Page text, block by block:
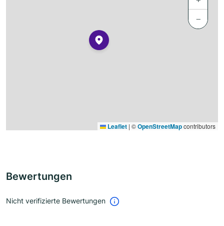
−
Leaflet | ©OpenStreetMapcontributors
Bewertungen
Nicht verifizierte Bewertungen